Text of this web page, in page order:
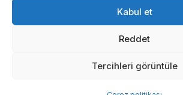
Kabul et
Reddet
Tercihleri görüntüle
Kalite politikamız
© 2026 Enka Tarım